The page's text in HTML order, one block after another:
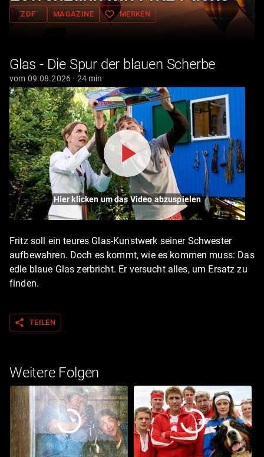
ZDF MAGAZINE favorite_border MERKEN
Glas - Die Spur der blauen Scherbe
vom 09.08.2026 · 24 min
Hier klicken um das Video abzuspielen
Fritz soll ein teures Glas-Kunstwerk seiner Schwester
aufbewahren. Doch es kommt, wie es kommen muss: Das
edle blaue Glas zerbricht. Er versucht alles, um Ersatz zu
finden.
share TEILEN
Weitere Folgen